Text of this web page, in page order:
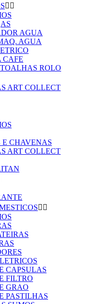
 
AGUA
AGUA
CAFE
ROLO
ART COLLECT
E CHAVENAS
ART COLLECT
 
CAPSULAS
FILTRO
GRAO
PASTILHAS